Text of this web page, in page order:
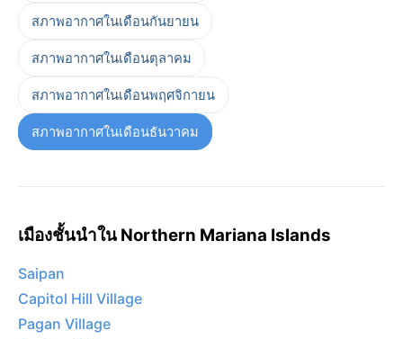
สภาพอากาศในเดือนกันยายน
สภาพอากาศในเดือนตุลาคม
สภาพอากาศในเดือนพฤศจิกายน
สภาพอากาศในเดือนธันวาคม
เมืองชั้นนำใน Northern Mariana Islands
Saipan
Capitol Hill Village
Pagan Village